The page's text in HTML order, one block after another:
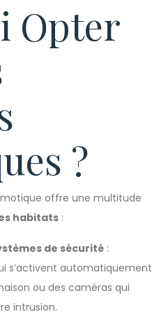
Opter
?
offre une multitude
habitats :
de sécurité :
s’activent automatiquement
ou des caméras qui
intrusion.